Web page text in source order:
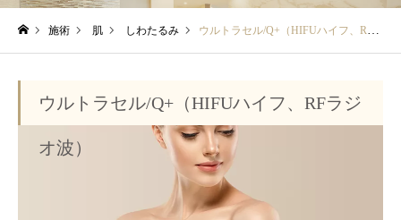
施術 肌 しわたるみ ウルトラセル/Q+（HIFUハイフ、RFラジオ波）
ウルトラセル/Q+（HIFUハイフ、RFラジ
オ波）